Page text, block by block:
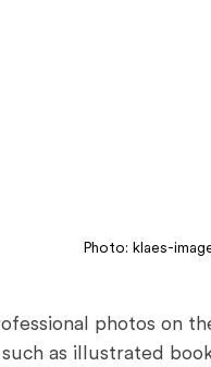
Photo: klaes-
photos on
as illustrated